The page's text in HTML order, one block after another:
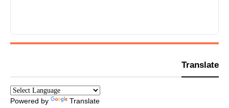
Translate
Powered by Translate